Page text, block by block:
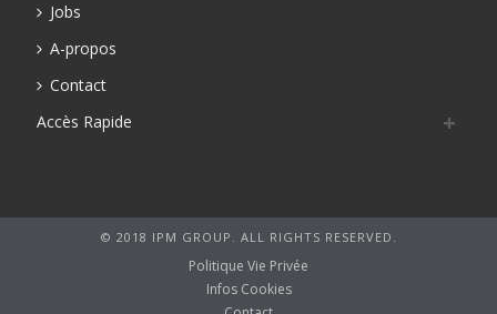
Jobs
A-propos
Contact
Accès Rapide
© 2018 IPM GROUP. ALL RIGHTS RESERVED.
Politique Vie Privée
Infos Cookies